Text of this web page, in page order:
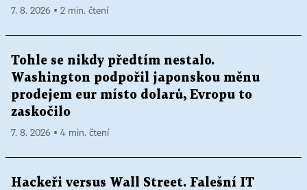
7. 8. 2026 ▪ 2 min. čtení
Tohle se nikdy předtím nestalo.
Washington podpořil japonskou měnu
prodejem eur místo dolarů, Evropu to
zaskočilo
7. 8. 2026 ▪ 4 min. čtení
Hackeři versus Wall Street. Falešní IT